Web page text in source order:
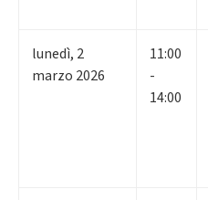
lunedì, 2
marzo 2026
11:00
-
14:00